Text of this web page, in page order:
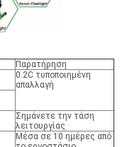
Παρατήρηση
0.2C τυποποιημένη
απαλλαγή
Σημάνετε την τάση
λειτουργίας
Μέσα σε 10 ημέρες από